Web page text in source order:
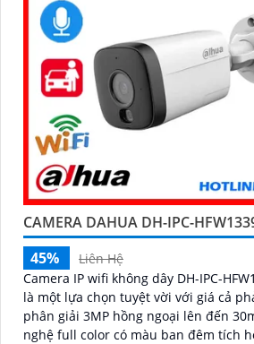
CAMERA DAHUA DH-IPC-
45%
Liên Hệ
Camera IP wifi không dây DH-IPC-
là một lựa chọn tuyệt vời với giá cả
phân giải 3MP hồng ngoại lên đến
nghệ full color có màu ban đêm tích